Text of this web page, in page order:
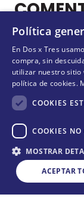
Cantidad
＋
－
Cargando el
Por favor, inicia
Más
Cargando
¡Suscríbete y
Política
En Dos x Tres
compra, sin
utilizar nuestro sitio
política de cookies.
COOKIES
COOKIES
MOSTRAR
ACEPTAR